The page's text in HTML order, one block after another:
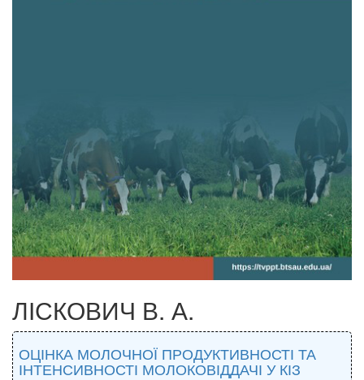
ЛІСКОВИЧ В. А.
ОЦІНКА МОЛОЧНОЇ ПРОДУКТИВНОСТІ ТА
ІНТЕНСИВНОСТІ МОЛОКОВІДДАЧІ У КІЗ